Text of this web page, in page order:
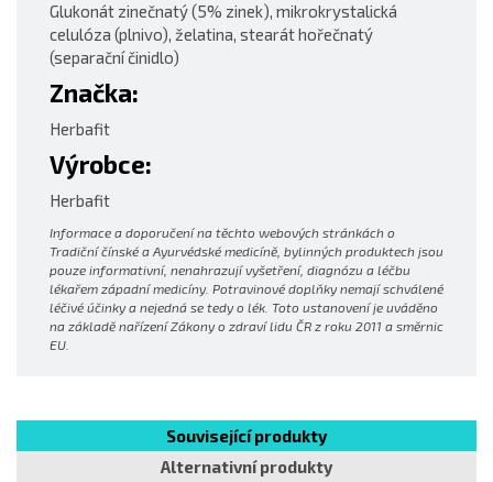
Glukonát zinečnatý (5% zinek), mikrokrystalická
celulóza (plnivo), želatina, stearát hořečnatý
(separační činidlo)
Značka:
Herbafit
Výrobce:
Herbafit
Informace a doporučení na těchto webových stránkách o
Tradiční čínské a Ayurvédské medicíně, bylinných produktech jsou
pouze informativní, nenahrazují vyšetření, diagnózu a léčbu
lékařem západní medicíny. Potravinové doplňky nemají schválené
léčivé účinky a nejedná se tedy o lék. Toto ustanovení je uváděno
na základě nařízení Zákony o zdraví lidu ČR z roku 2011 a směrnic
EU.
Související produkty
Alternativní produkty